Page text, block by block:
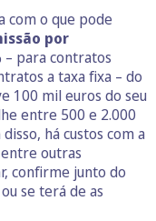
com o que pode
por
– para contratos
a taxa fixa – do
100 mil euros do seu
entre 500 e 2.000
há custos com a
outras
confirme junto do
se terá de as